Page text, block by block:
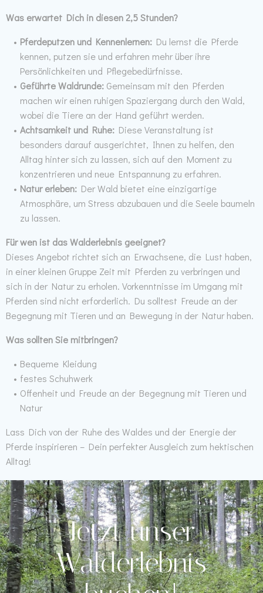
Was erwartet Dich in diesen 2,5 Stunden?
Pferdeputzen und Kennenlernen:Du lernst die Pferde
kennen, putzen sie und erfahren mehr über ihre
Persönlichkeiten und Pflegebedürfnisse.
Geführte Waldrunde:Gemeinsam mit den Pferden
machen wir einen ruhigen Spaziergang durch den Wald,
wobei die Tiere an der Hand geführt werden.
Achtsamkeit und Ruhe:Diese Veranstaltung ist
besonders darauf ausgerichtet, Ihnen zu helfen, den
Alltag hinter sich zu lassen, sich auf den Moment zu
konzentrieren und neue Entspannung zu erfahren.
Natur erleben:Der Wald bietet eine einzigartige
Atmosphäre, um Stress abzubauen und die Seele baumeln
zu lassen.
Für wen ist das Walderlebnis geeignet?
Dieses Angebot richtet sich an Erwachsene, die Lust haben,
in einer kleinen Gruppe Zeit mit Pferden zu verbringen und
sich in der Natur zu erholen. Vorkenntnisse im Umgang mit
Pferden sind nicht erforderlich. Du solltest Freude an der
Begegnung mit Tieren und an Bewegung in der Natur haben.
Was sollten Sie mitbringen?
Bequeme Kleidung
festes Schuhwerk
Offenheit und Freude an der Begegnung mit Tieren und
Natur
Lass Dich von der Ruhe des Waldes und der Energie der
Pferde inspirieren – Dein perfekter Ausgleich zum hektischen
Alltag!
Jetzt unser
Walderlebnis